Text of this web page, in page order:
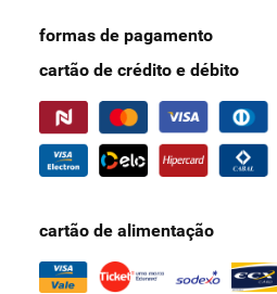
formas de pagamento
cartão de crédito e débito
cartão de alimentação